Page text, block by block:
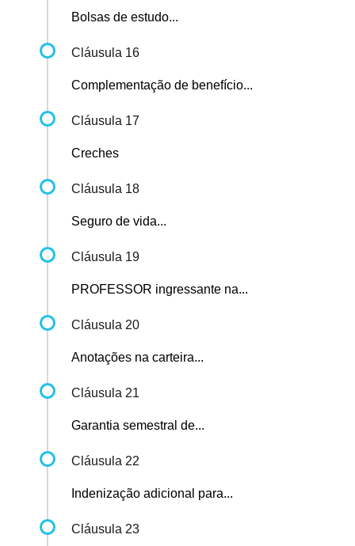
Bolsas de estudo...
Cláusula 16
Complementação de benefício...
Cláusula 17
Creches
Cláusula 18
Seguro de vida...
Cláusula 19
PROFESSOR ingressante na...
Cláusula 20
Anotações na carteira...
Cláusula 21
Garantia semestral de...
Cláusula 22
Indenização adicional para...
Cláusula 23